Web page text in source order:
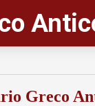
Greco